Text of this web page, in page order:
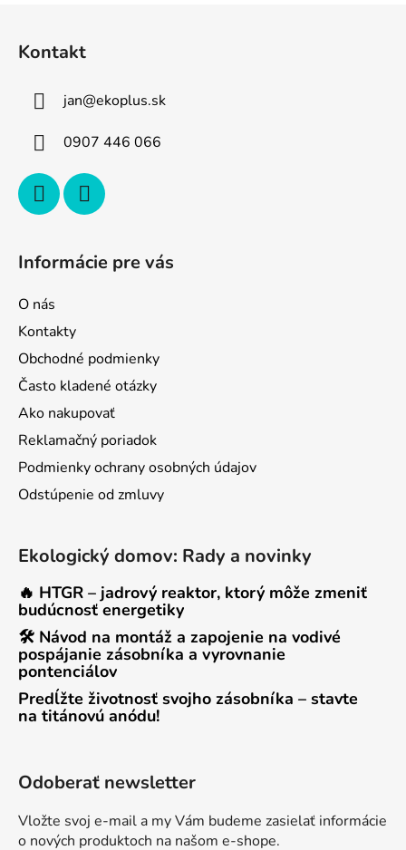
Kontakt
jan@ekoplus.sk
0907 446 066
Informácie pre vás
O nás
Kontakty
Obchodné podmienky
Často kladené otázky
Ako nakupovať
Reklamačný poriadok
Podmienky ochrany osobných údajov
Odstúpenie od zmluvy
Ekologický domov: Rady a novinky
🔥 HTGR – jadrový reaktor, ktorý môže zmeniť
budúcnosť energetiky
🛠 Návod na montáž a zapojenie na vodivé
pospájanie zásobníka a vyrovnanie
pontenciálov
Predĺžte životnosť svojho zásobníka – stavte
na titánovú anódu!
Odoberať newsletter
Vložte svoj e-mail a my Vám budeme zasielať informácie
o nových produktoch na našom e-shope.